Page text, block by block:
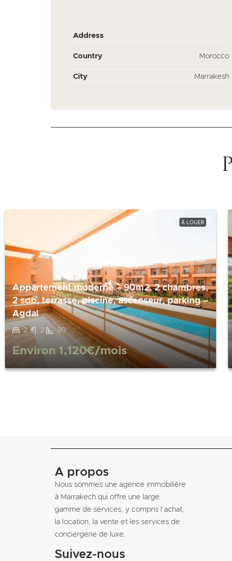
Address
Country Morocco
City Marrakesh
À LOUER
Appartement moderne – 90m2, 2 chambres,
2 sdb, terrasse, piscine, ascenseur, parking –
Agdal
2 2 90
Environ 1,120€/mois
A propos
Nous sommes une agence immobilière
à Marrakech qui offre une large
gamme de services, y compris l’achat,
la location, la vente et les services de
conciergerie de luxe.
Suivez-nous